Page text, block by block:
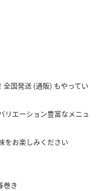
国発送 (通販) もやってい
リエーション豊富なメニュ
をお楽しみください
巻き